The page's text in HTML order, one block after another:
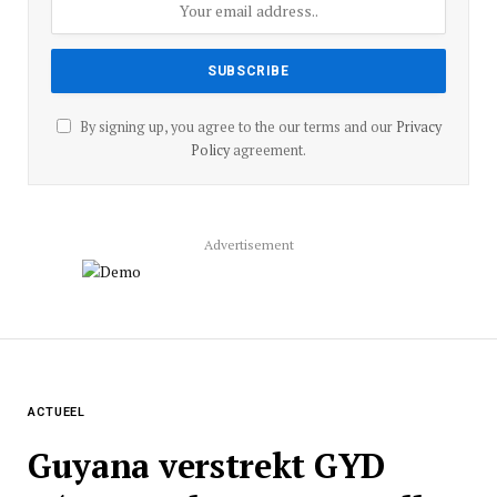
By signing up, you agree to the our terms and our Privacy
Policyagreement.
Advertisement
ACTUEEL
Guyana verstrekt GYD